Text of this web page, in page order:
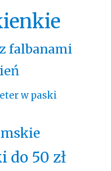
falbanami
w paski
do 50 zł